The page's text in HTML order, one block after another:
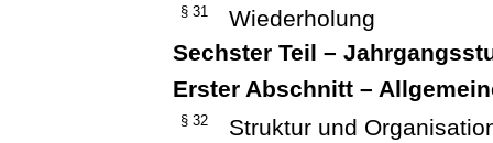
§ 31
Wiederholung
Sechster Teil –
Erster Abschnitt –
§ 32 Struktur und